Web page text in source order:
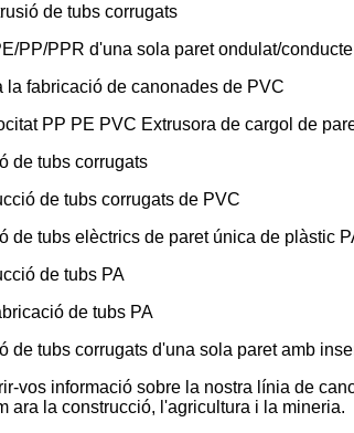
de tubs corrugats
PP/PPR d'una sola paret ondulat/
la fabricació de canonades de PVC
PP PE PVC Extrusora de cargol de
de tubs corrugats
de tubs corrugats de PVC
de tubs elèctrics de paret única de plàstic
de tubs PA
de tubs PA
de tubs corrugats d'una sola paret amb
vos informació sobre la nostra línia de
ara la construcció, l'agricultura i la mineria.